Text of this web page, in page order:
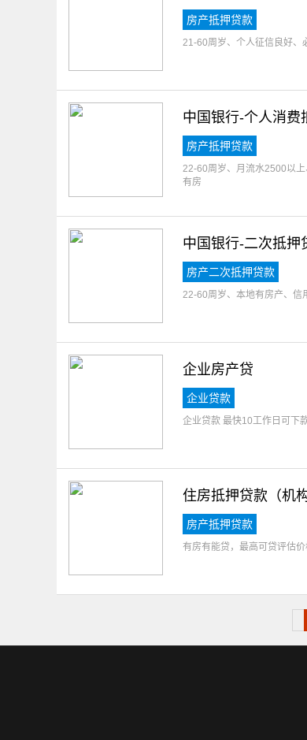
房产抵押贷款
21-60周岁、个人征信良好、
中国银行-个人消费
房产抵押贷款
22-60周岁、月流水2500以上
有房
中国银行-二次抵押
房产二次抵押贷款
22-60周岁、本地有房产、信
企业房产贷
企业贷款
企业贷款 最快10工作日可下
住房抵押贷款（机构
房产抵押贷款
有房有能贷，最高可贷评估